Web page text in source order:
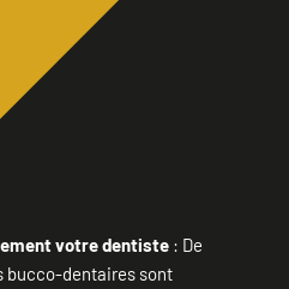
votre dentiste: De
bucco-dentaires sont